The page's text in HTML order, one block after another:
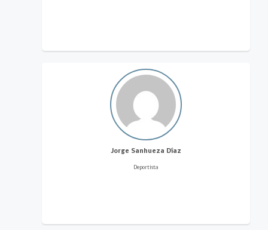
Jorge Sanhueza Díaz
Deportista